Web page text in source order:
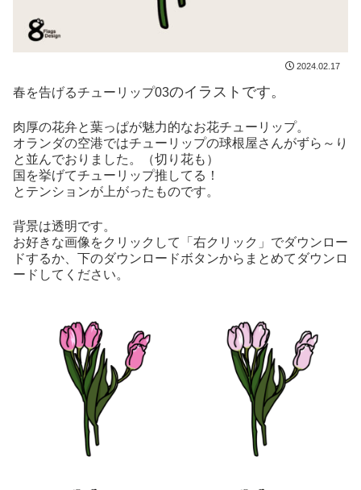
2024.02.17
春を告げるチューリップ03のイラストです。
肉厚の花弁と葉っぱが魅力的なお花チューリップ。
オランダの空港ではチューリップの球根屋さんがずら～り
と並んでおりました。（切り花も）
国を挙げてチューリップ推してる！
とテンションが上がったものです。
背景は透明です。
お好きな画像をクリックして「右クリック」でダウンロー
ドするか、下のダウンロードボタンからまとめてダウンロ
ードしてください。